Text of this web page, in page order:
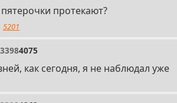
протекают?
5201
4075
как сегодня, я не наблюдал уже